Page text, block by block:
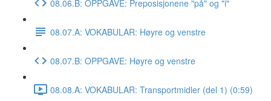
08.06.B: OPPGAVE: Preposisjonene "på" og "i"
08.07.A: VOKABULAR: Høyre og venstre
08.07.B: OPPGAVE: Høyre og venstre
08.08.A: VOKABULAR: Transportmidler (del 1) (0:59)